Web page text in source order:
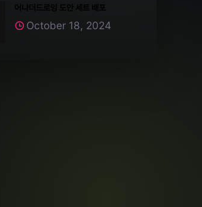
어나더드로잉 도안 세트 배포
October 18, 2024